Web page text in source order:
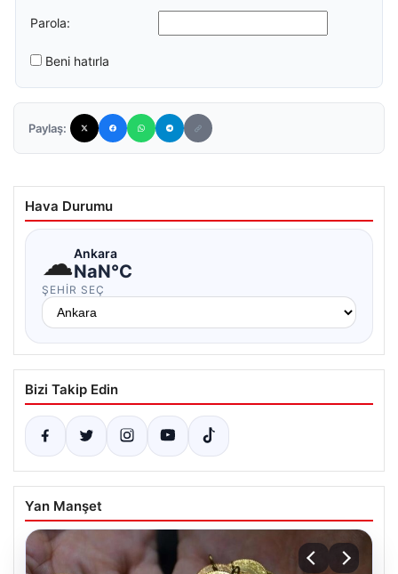
Parola:
Beni hatırla
Paylaş:
Hava Durumu
☁Ankara
NaN°C
ŞEHIR SEÇ
Bizi Takip Edin
Yan Manşet